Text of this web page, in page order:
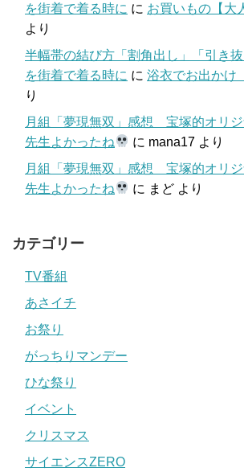
を街着で着る時に に お買いもの【大
より
半幅帯の結び方「割角出し」「引き
を街着で着る時に に 浴衣でお出かけ
り
月組「夢現無双」感想 宝塚的オリ
先生よかったね
に mana17 より
月組「夢現無双」感想 宝塚的オリ
先生よかったね
に まど より
カテゴリー
TV番組
あさイチ
お祭り
がっちりマンデー
ひな祭り
イベント
クリスマス
サイエンスZERO